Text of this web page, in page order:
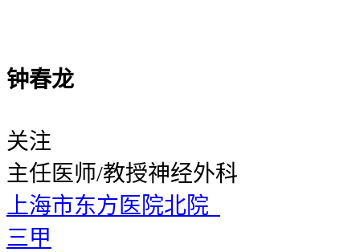
钟春龙
关注
主任医师/教授神经外科
上海市东方医院北院
三甲